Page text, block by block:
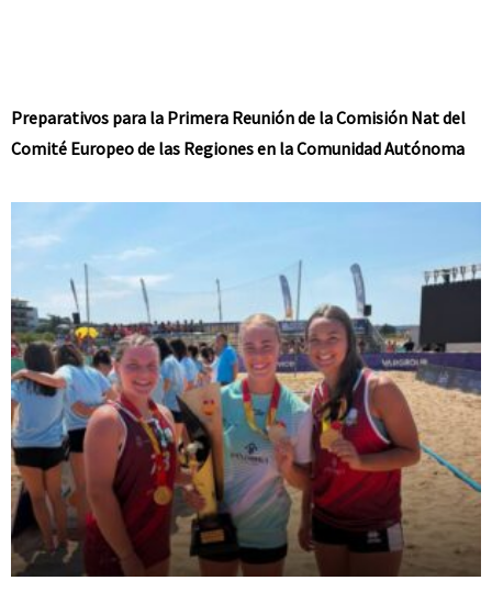
Preparativos para la Primera Reunión de la Comisión Nat del
Comité Europeo de las Regiones en la Comunidad Autónoma